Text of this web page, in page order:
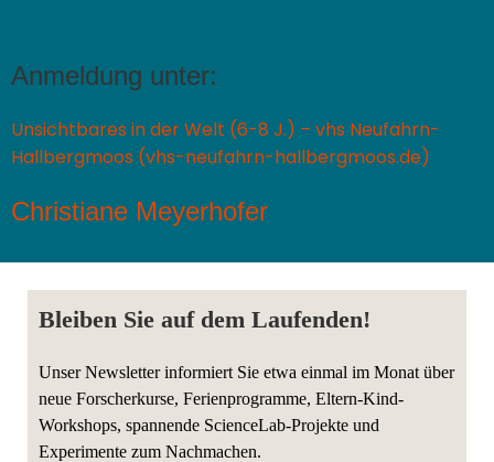
Anmeldung unter:
Unsichtbares in der Welt (6-8 J.) – vhs Neufahrn-
Hallbergmoos (vhs-neufahrn-hallbergmoos.de)
Christiane Meyerhofer
Bleiben Sie auf dem Laufenden!
Unser Newsletter informiert Sie etwa einmal im Monat über
neue Forscherkurse, Ferienprogramme, Eltern-Kind-
Workshops, spannende ScienceLab-Projekte und
Experimente zum Nachmachen.